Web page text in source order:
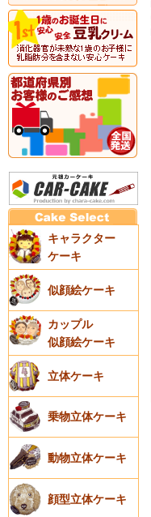
キャラクター
ケーキ
似顔絵ケーキ
カップル
似顔絵ケーキ
立体ケーキ
乗物立体ケーキ
動物立体ケーキ
顔型立体ケーキ